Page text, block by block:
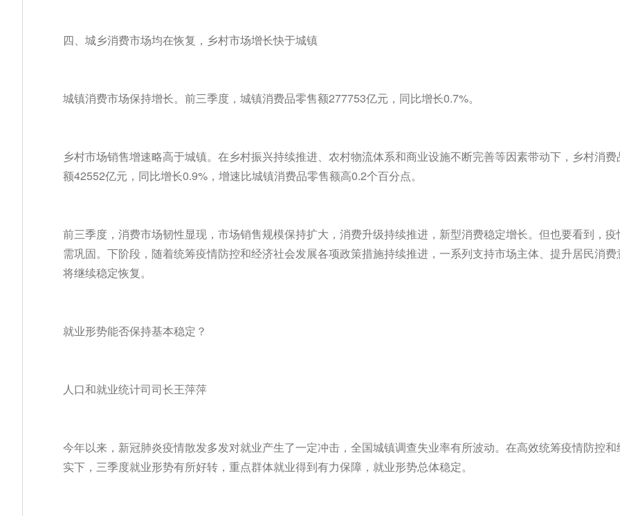
四、城乡消费市场均在恢复，乡村市场增长快于城镇
城镇消费市场保持增长。前三季度，城镇消费品零售额277753亿元，同比增长0.7%。
乡村市场销售增速略高于城镇。在乡村振兴持续推进、农村物流体系和商业设施不断完善等因素带动下，乡村消
额42552亿元，同比增长0.9%，增速比城镇消费品零售额高0.2个百分点。
前三季度，消费市场韧性显现，市场销售规模保持扩大，消费升级持续推进，新型消费稳定增长。但也要看到，
需巩固。下阶段，随着统筹疫情防控和经济社会发展各项政策措施持续推进，一系列支持市场主体、提升居民消
将继续稳定恢复。
就业形势能否保持基本稳定？
人口和就业统计司司长王萍萍
今年以来，新冠肺炎疫情散发多发对就业产生了一定冲击，全国城镇调查失业率有所波动。在高效统筹疫情防控
实下，三季度就业形势有所好转，重点群体就业得到有力保障，就业形势总体稳定。